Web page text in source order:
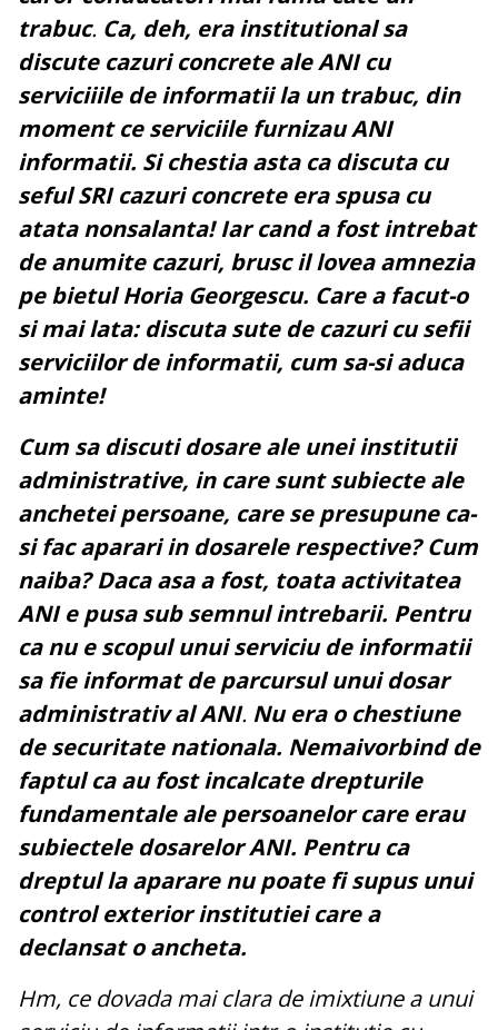
trabuc. Ca, deh, era institutional sa
discute cazuri concrete ale ANI cu
serviciiile de informatii la un trabuc, din
moment ce serviciile furnizau ANI
informatii. Si chestia asta ca discuta cu
seful SRI cazuri concrete era spusa cu
atata nonsalanta! Iar cand a fost intrebat
de anumite cazuri, brusc il lovea amnezia
pe bietul Horia Georgescu. Care a facut-o
si mai lata: discuta sute de cazuri cu sefii
serviciilor de informatii, cum sa-si aduca
aminte!
Cum sa discuti dosare ale unei institutii
administrative, in care sunt subiecte ale
anchetei persoane, care se presupune ca-
si fac aparari in dosarele respective? Cum
naiba? Daca asa a fost, toata activitatea
ANI e pusa sub semnul intrebarii. Pentru
ca nu e scopul unui serviciu de informatii
sa fie informat de parcursul unui dosar
administrativ al ANI. Nu era o chestiune
de securitate nationala. Nemaivorbind de
faptul ca au fost incalcate drepturile
fundamentale ale persoanelor care erau
subiectele dosarelor ANI. Pentru ca
dreptul la aparare nu poate fi supus unui
control exterior institutiei care a
declansat o ancheta.
Hm, ce dovada mai clara de imixtiune a unui